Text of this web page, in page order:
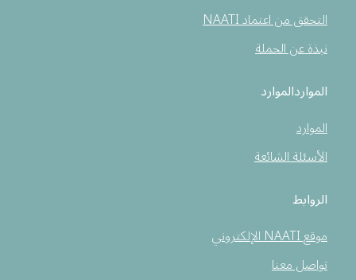
التحقق من اعتماد NAATI
نبذة عن الحملة
المواردالموارد
الموارد
الأسئلة الشائعة
الروابط
موقع NAATI الإلكتروني
تواصل معنا